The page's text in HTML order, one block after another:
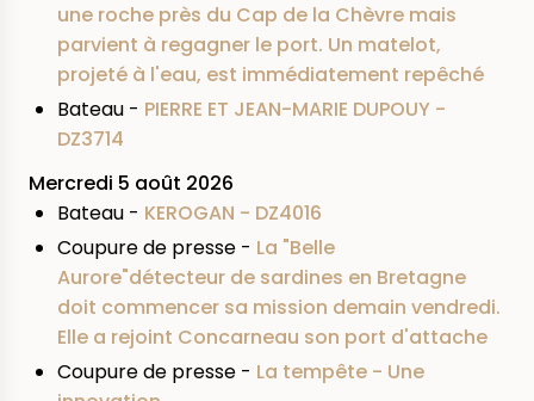
une roche près du Cap de la Chèvre mais
parvient à regagner le port. Un matelot,
projeté à l'eau, est immédiatement repêché
Bateau - PIERRE ET JEAN-MARIE DUPOUY -
DZ3714
Mercredi 5 août 2026
Bateau - KEROGAN - DZ4016
Coupure de presse - La "Belle
Aurore"détecteur de sardines en Bretagne
doit commencer sa mission demain vendredi.
Elle a rejoint Concarneau son port d'attache
Coupure de presse - La tempête - Une